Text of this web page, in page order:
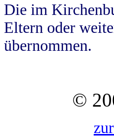
Die im
Eltern oder
übernommen.
©